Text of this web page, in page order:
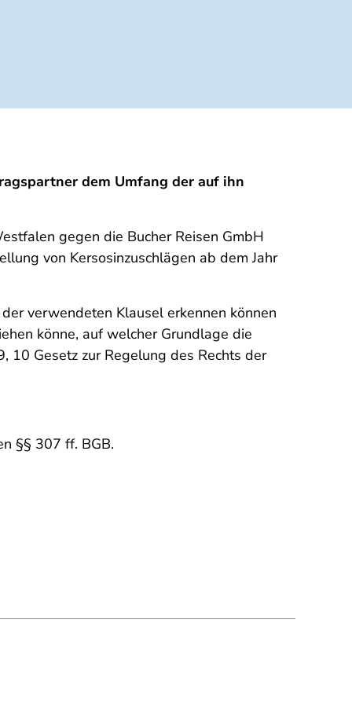
dem Umfang der auf ihn
gegen die Bucher Reisen GmbH
von Kersosinzuschlägen ab dem Jahr
verwendeten Klausel erkennen können
könne, auf welcher Grundlage die
10 Gesetz zur Regelung des Rechts der
§§ 307 ff. BGB.